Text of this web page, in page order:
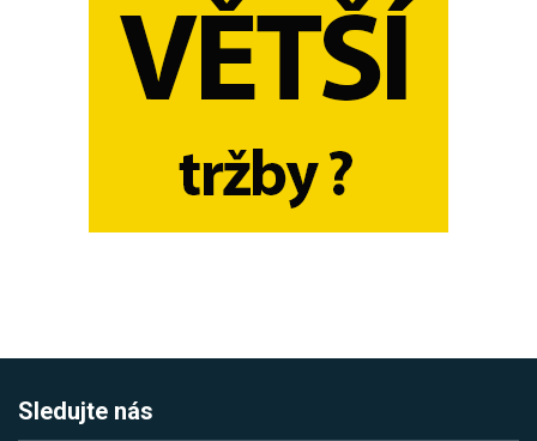
Sledujte nás